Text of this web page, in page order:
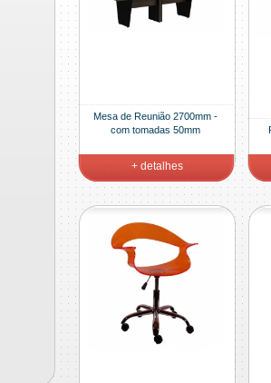
Mesa de Reunião 2700mm -
com tomadas 50mm
+ detalhes